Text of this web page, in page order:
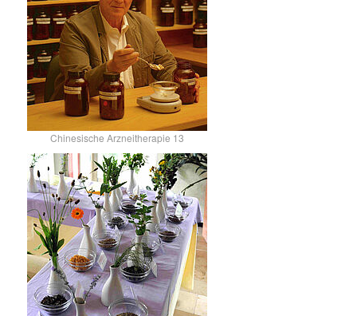
Chinesische Arzneitherapie 13